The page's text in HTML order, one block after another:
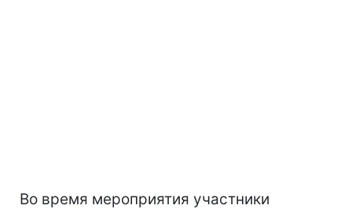
Во время мероприятия участники